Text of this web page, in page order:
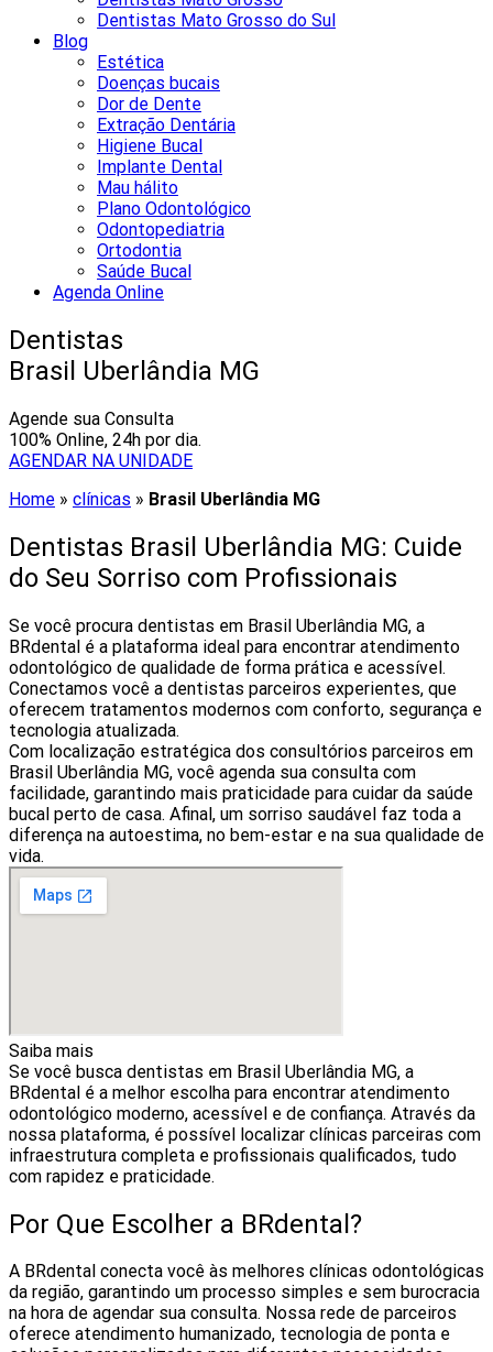
Dentistas Mato Grosso do Sul
Blog
Estética
Doenças bucais
Dor de Dente
Extração Dentária
Higiene Bucal
Implante Dental
Mau hálito
Plano Odontológico
Odontopediatria
Ortodontia
Saúde Bucal
Agenda Online
Dentistas
Brasil Uberlândia MG
Agende sua Consulta
100% Online, 24h por dia.
AGENDAR NA UNIDADE
Home » clínicas » Brasil Uberlândia MG
Dentistas Brasil Uberlândia MG: Cuide
do Seu Sorriso com Profissionais
Se você procura dentistas em Brasil Uberlândia MG, a
BRdental é a plataforma ideal para encontrar atendimento
odontológico de qualidade de forma prática e acessível.
Conectamos você a dentistas parceiros experientes, que
oferecem tratamentos modernos com conforto, segurança e
tecnologia atualizada.
Com localização estratégica dos consultórios parceiros em
Brasil Uberlândia MG, você agenda sua consulta com
facilidade, garantindo mais praticidade para cuidar da saúde
bucal perto de casa. Afinal, um sorriso saudável faz toda a
diferença na autoestima, no bem-estar e na sua qualidade de
vida.
Saiba mais
Se você busca dentistas em Brasil Uberlândia MG, a
BRdental é a melhor escolha para encontrar atendimento
odontológico moderno, acessível e de confiança. Através da
nossa plataforma, é possível localizar clínicas parceiras com
infraestrutura completa e profissionais qualificados, tudo
com rapidez e praticidade.
Por Que Escolher a BRdental?
A BRdental conecta você às melhores clínicas odontológicas
da região, garantindo um processo simples e sem burocracia
na hora de agendar sua consulta. Nossa rede de parceiros
oferece atendimento humanizado, tecnologia de ponta e